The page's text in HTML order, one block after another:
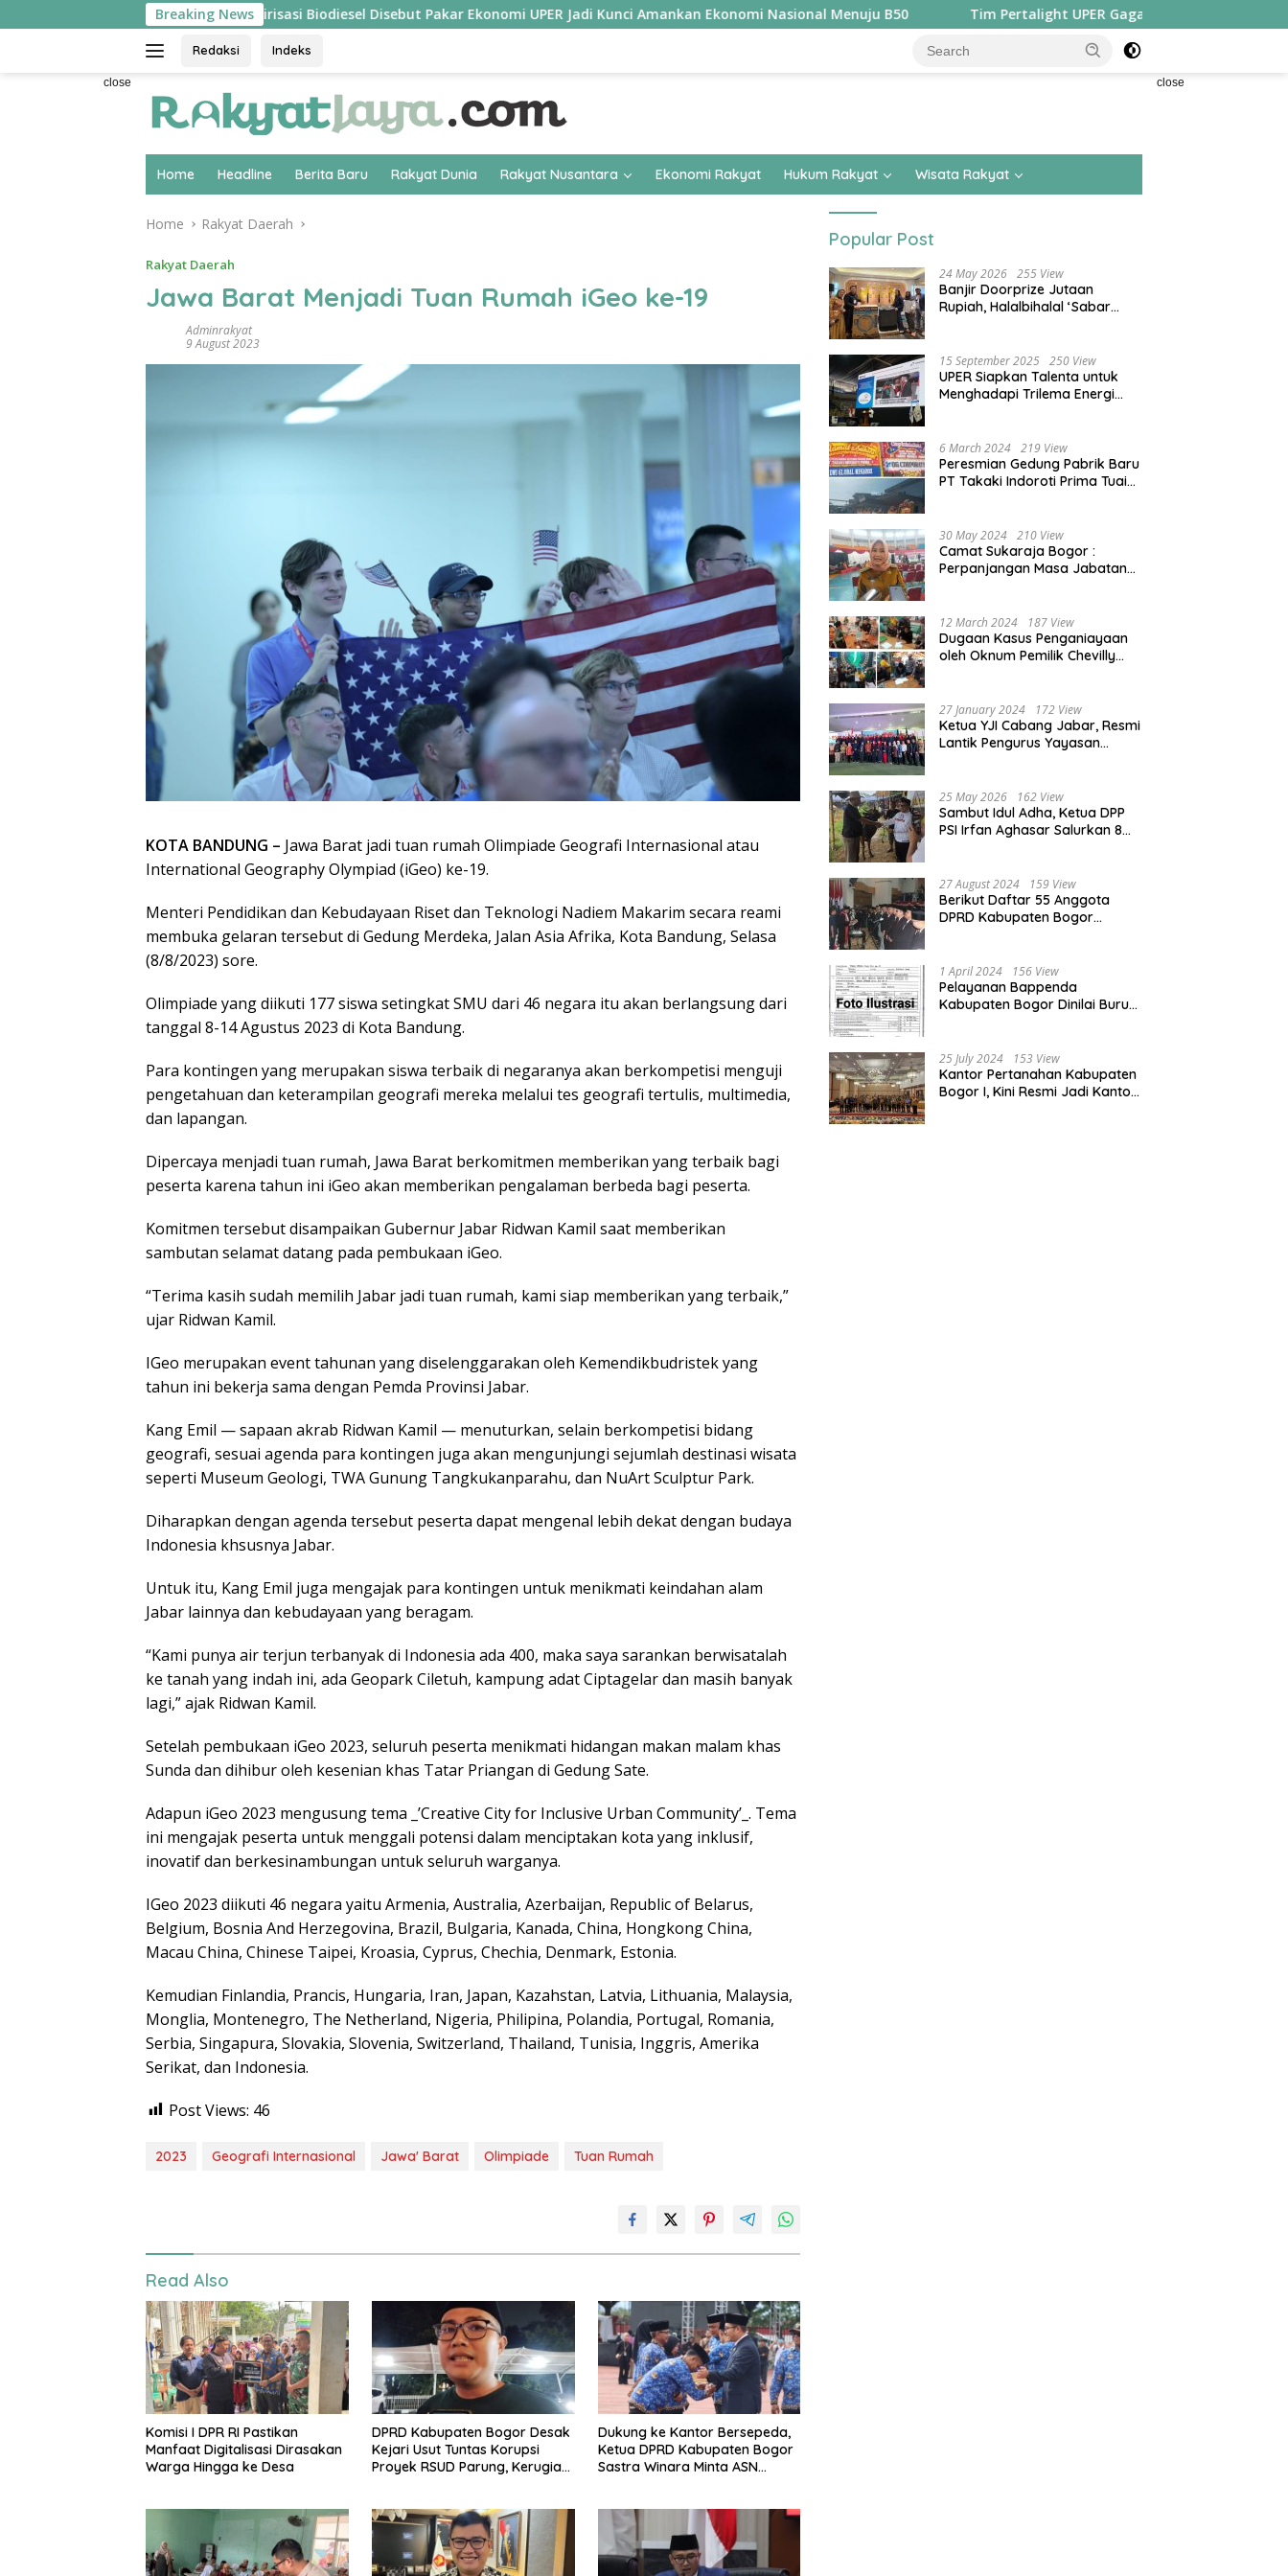
to
Breaking News
Hilirisasi Biodiesel Disebut Pakar Ekonomi UPER Jadi Kunci Amankan Ekonomi Nasional Menuju B50 Tim Pertalight UPER Gagas Solusi Hak Pejalan Kaki di Kota
Redaksi Indeks
close close
Home Headline Berita Baru Rakyat Dunia Rakyat Nusantara Ekonomi Rakyat Hukum Rakyat Wisata Rakyat
Home Rakyat Daerah
Rakyat Daerah
Jawa Barat Menjadi Tuan Rumah iGeo ke-19
Adminrakyat
9 August 2023
KOTA BANDUNG – Jawa Barat jadi tuan rumah Olimpiade Geografi Internasional atau
International Geography Olympiad (iGeo) ke-19.
Menteri Pendidikan dan Kebudayaan Riset dan Teknologi Nadiem Makarim secara reami
membuka gelaran tersebut di Gedung Merdeka, Jalan Asia Afrika, Kota Bandung, Selasa
(8/8/2023) sore.
Olimpiade yang diikuti 177 siswa setingkat SMU dari 46 negara itu akan berlangsung dari
tanggal 8-14 Agustus 2023 di Kota Bandung.
Para kontingen yang merupakan siswa terbaik di negaranya akan berkompetisi menguji
pengetahuan dan keterampilan geografi mereka melalui tes geografi tertulis, multimedia,
dan lapangan.
Dipercaya menjadi tuan rumah, Jawa Barat berkomitmen memberikan yang terbaik bagi
peserta karena tahun ini iGeo akan memberikan pengalaman berbeda bagi peserta.
Komitmen tersebut disampaikan Gubernur Jabar Ridwan Kamil saat memberikan
sambutan selamat datang pada pembukaan iGeo.
“Terima kasih sudah memilih Jabar jadi tuan rumah, kami siap memberikan yang terbaik,”
ujar Ridwan Kamil.
IGeo merupakan event tahunan yang diselenggarakan oleh Kemendikbudristek yang
tahun ini bekerja sama dengan Pemda Provinsi Jabar.
Kang Emil — sapaan akrab Ridwan Kamil — menuturkan, selain berkompetisi bidang
geografi, sesuai agenda para kontingen juga akan mengunjungi sejumlah destinasi wisata
seperti Museum Geologi, TWA Gunung Tangkukanparahu, dan NuArt Sculptur Park.
Diharapkan dengan agenda tersebut peserta dapat mengenal lebih dekat dengan budaya
Indonesia khsusnya Jabar.
Untuk itu, Kang Emil juga mengajak para kontingen untuk menikmati keindahan alam
Jabar lainnya dan kebudayaan yang beragam.
“Kami punya air terjun terbanyak di Indonesia ada 400, maka saya sarankan berwisatalah
ke tanah yang indah ini, ada Geopark Ciletuh, kampung adat Ciptagelar dan masih banyak
lagi,” ajak Ridwan Kamil.
Setelah pembukaan iGeo 2023, seluruh peserta menikmati hidangan makan malam khas
Sunda dan dihibur oleh kesenian khas Tatar Priangan di Gedung Sate.
Adapun iGeo 2023 mengusung tema _’Creative City for Inclusive Urban Community’_. Tema
ini mengajak peserta untuk menggali potensi dalam menciptakan kota yang inklusif,
inovatif dan berkesinambungan untuk seluruh warganya.
IGeo 2023 diikuti 46 negara yaitu Armenia, Australia, Azerbaijan, Republic of Belarus,
Belgium, Bosnia And Herzegovina, Brazil, Bulgaria, Kanada, China, Hongkong China,
Macau China, Chinese Taipei, Kroasia, Cyprus, Chechia, Denmark, Estonia.
Kemudian Finlandia, Prancis, Hungaria, Iran, Japan, Kazahstan, Latvia, Lithuania, Malaysia,
Monglia, Montenegro, The Netherland, Nigeria, Philipina, Polandia, Portugal, Romania,
Serbia, Singapura, Slovakia, Slovenia, Switzerland, Thailand, Tunisia, Inggris, Amerika
Serikat, dan Indonesia.
Post Views: 46
2023 Geografi Internasional Jawa' Barat Olimpiade Tuan Rumah
Read Also
Komisi I DPR RI Pastikan
Manfaat Digitalisasi Dirasakan
Warga Hingga ke Desa
DPRD Kabupaten Bogor Desak
Kejari Usut Tuntas Korupsi
Proyek RSUD Parung, Kerugian
Dukung ke Kantor Bersepeda,
Ketua DPRD Kabupaten Bogor
Sastra Winara Minta ASN
Popular Post
24 May 2026 255 View
Banjir Doorprize Jutaan
Rupiah, Halalbihalal ‘Sabar
15 September 2025 250 View
UPER Siapkan Talenta untuk
Menghadapi Trilema Energi
Beasiswa 30% di 2025
6 March 2024 219 View
Peresmian Gedung Pabrik Baru
PT Takaki Indoroti Prima Tuai
30 May 2024 210 View
Camat Sukaraja Bogor :
Perpanjangan Masa Jabatan
yang Besar
12 March 2024 187 View
Dugaan Kasus Penganiayaan
oleh Oknum Pemilik Chevilly
Berakhir Damai
27 January 2024 172 View
Ketua YJI Cabang Jabar, Resmi
Lantik Pengurus Yayasan
25 May 2026 162 View
Sambut Idul Adha, Ketua DPP
PSI Irfan Aghasar Salurkan 8
27 August 2024 159 View
Berikut Daftar 55 Anggota
DPRD Kabupaten Bogor
1 April 2024 156 View
Pelayanan Bappenda
Kabupaten Bogor Dinilai Buruk,
25 July 2024 153 View
Kantor Pertanahan Kabupaten
Bogor I, Kini Resmi Jadi Kantor